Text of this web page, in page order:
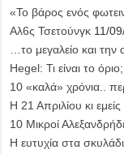
«Το βάρος ενός
Αλ6ς Τσετούνγκ 11/
…το μεγαλείο και την
Hegel: Τι είναι το όριο;
10 «καλά» χρόνια..
Η 21 Απριλίου κι εμείς
10 Μικροί
Η ευτυχία στα